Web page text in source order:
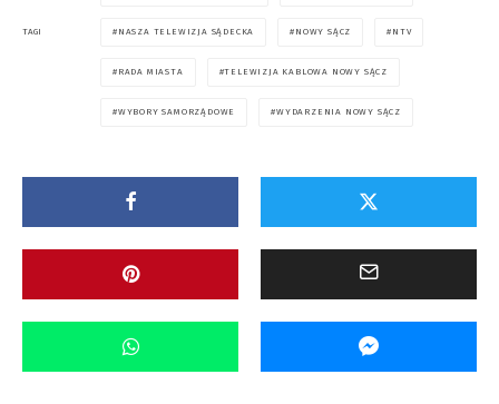
TAGI NASZA TELEWIZJA SĄDECKA NOWY SĄCZ NTV
RADA MIASTA TELEWIZJA KABLOWA NOWY SĄCZ
WYBORY SAMORZĄDOWE WYDARZENIA NOWY SĄCZ